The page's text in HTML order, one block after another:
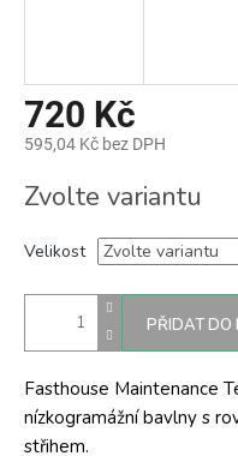
720 Kč
595,04 Kč bez DPH
cena:
Zvolte variantu
Velikost
PŘIDAT DO
Fasthouse Maintenance
nízkogramážní bavlny s
střihem.